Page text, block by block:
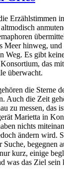
Erzählstimmen
Meer hin­weg,
Weg. Es gibt
das
überwacht.
die Sterne
Auch die Zeit
zu mes­sen, das
Marietta in
nichts
ändern wird.
Suche, begeg­nen
kurz, eini­ge
was das Ziel sein